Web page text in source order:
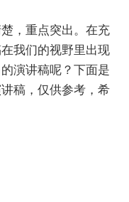
，重点突出。在充
我们的视野里出现
演讲稿呢？下面是
稿，仅供参考，希